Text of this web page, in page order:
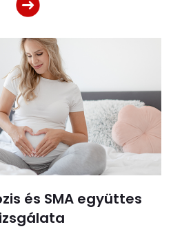
és SMA együttes